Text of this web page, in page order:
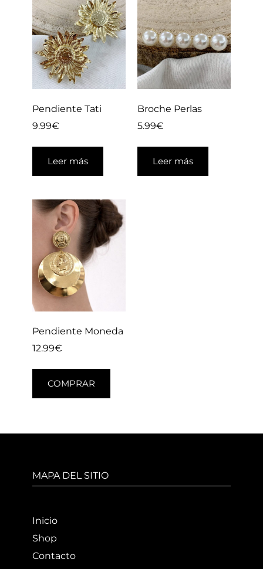
Pendiente Tati
9.99€
Leer más
Broche Perlas
5.99€
Leer más
Pendiente Moneda
12.99€
COMPRAR
MAPA DEL SITIO
Inicio
Shop
Contacto